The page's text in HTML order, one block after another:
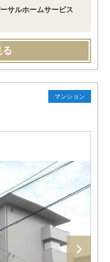
サルホームサービス
る
マンション